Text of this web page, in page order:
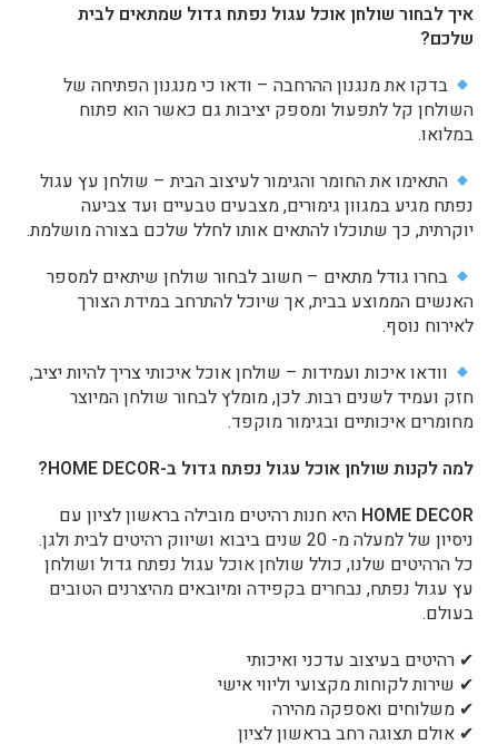
איך לבחור שולחן אוכל עגול נפתח גדול שמתאים לבית
שלכם?
בדקו את מנגנון ההרחבה – ודאו כי מנגנון הפתיחה של
השולחן קל לתפעול ומספק יציבות גם כאשר הוא פתוח
במלואו.
התאימו את החומר והגימור לעיצוב הבית – שולחן עץ עגול
נפתח מגיע במגוון גימורים, מצבעים טבעיים ועד צביעה
יוקרתית, כך שתוכלו להתאים אותו לחלל שלכם בצורה מושלמת.
בחרו גודל מתאים – חשוב לבחור שולחן שיתאים למספר
האנשים הממוצע בבית, אך שיוכל להתרחב במידת הצורך
לאירוח נוסף.
וודאו איכות ועמידות – שולחן אוכל איכותי צריך להיות יציב,
חזק ועמיד לשנים רבות. לכן, מומלץ לבחור שולחן המיוצר
מחומרים איכותיים ובגימור מוקפד.
למה לקנות שולחן אוכל עגול נפתח גדול ב-HOME DECOR
?
HOME DECOR היא חנות רהיטים מובילה בראשון לציון עם
ניסיון של למעלה מ- 20 שנים ביבוא ושיווק רהיטים לבית ולגן.
כל הרהיטים שלנו, כולל שולחן אוכל עגול נפתח גדול ושולחן
עץ עגול נפתח, נבחרים בקפידה ומיובאים מהיצרנים הטובים
בעולם.
✔ רהיטים בעיצוב עדכני ואיכותי
✔ שירות לקוחות מקצועי וליווי אישי
✔ משלוחים ואספקה מהירה
✔ אולם תצוגה רחב בראשון לציון